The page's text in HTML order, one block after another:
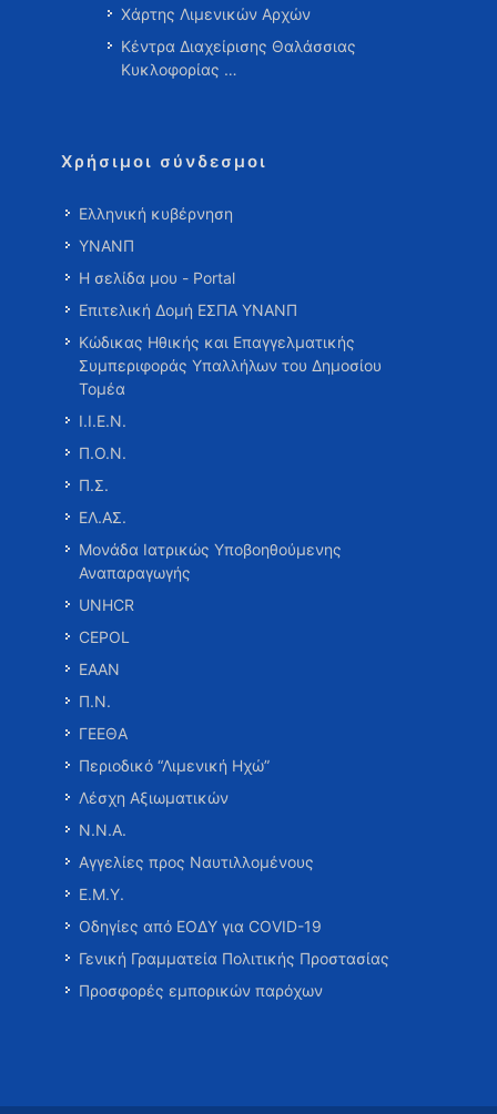
Χάρτης Λιμενικών Αρχών
Κέντρα Διαχείρισης Θαλάσσιας
Κυκλοφορίας …
Χρήσιμοι σύνδεσμοι
Ελληνική κυβέρνηση
ΥΝΑΝΠ
Η σελίδα μου - Portal
Επιτελική Δομή ΕΣΠΑ ΥΝΑΝΠ
Κώδικας Ηθικής και Επαγγελματικής
Συμπεριφοράς Υπαλλήλων του Δημοσίου
Τομέα
Ι.Ι.Ε.Ν.
Π.Ο.Ν.
Π.Σ.
ΕΛ.ΑΣ.
Μονάδα Ιατρικώς Υποβοηθούμενης
Αναπαραγωγής
UNHCR
CEPOL
ΕΑΑΝ
Π.Ν.
ΓΕΕΘΑ
Περιοδικό “Λιμενική Ηχώ”
Λέσχη Αξιωματικών
Ν.Ν.Α.
Αγγελίες προς Ναυτιλλομένους
Ε.Μ.Υ.
Οδηγίες από ΕΟΔΥ για COVID-19
Γενική Γραμματεία Πολιτικής Προστασίας
Προσφορές εμπορικών παρόχων